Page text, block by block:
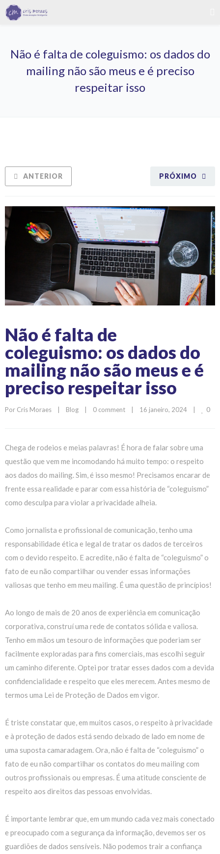
Não é falta de coleguismo: os dados do
mailing não são meus e é preciso
respeitar isso
PRÓXIMO
ANTERIOR
Não é falta de
coleguismo: os dados do
mailing não são meus e é
preciso respeitar isso
Por Cris Moraes | Blog | 0 comment | 16 janeiro, 2024 | 0
Chega de rodeios e meias palavras! É hora de falar sobre uma
questão que vem me incomodando há muito tempo: o respeito
aos dados do mailing. Sim, é isso mesmo! Precisamos encarar de
frente essa realidade e parar com essa história de “coleguismo”
como desculpa para violar a privacidade alheia.
Como jornalista e profissional de comunicação, tenho uma
responsabilidade ética e legal de tratar os dados de terceiros
com o devido respeito. E acredite, não é falta de “coleguismo” o
fato de eu não compartilhar ou vender essas informações
valiosas que tenho em meu mailing. É uma questão de princípios!
Ao longo de mais de 20 anos de experiência em comunicação
corporativa, construí uma rede de contatos sólida e valiosa.
Tenho em mãos um tesouro de informações que poderiam ser
facilmente exploradas para fins comerciais, mas escolhi seguir
um caminho diferente. Optei por tratar esses dados com a devida
confidencialidade e respeito que eles merecem. Antes mesmo de
termos uma Lei de Proteção de Dados em vigor.
É triste constatar que, em muitos casos, o respeito à privacidade
e à proteção de dados está sendo deixado de lado em nome de
uma suposta camaradagem. Ora, não é falta de “coleguismo” o
fato de eu não compartilhar os contatos do meu mailing com
outros profissionais ou empresas. É uma atitude consciente de
respeito aos direitos das pessoas envolvidas.
É importante lembrar que, em um mundo cada vez mais conectado
e preocupado com a segurança da informação, devemos ser os
guardiões de dados sensíveis. Não podemos trair a confiança